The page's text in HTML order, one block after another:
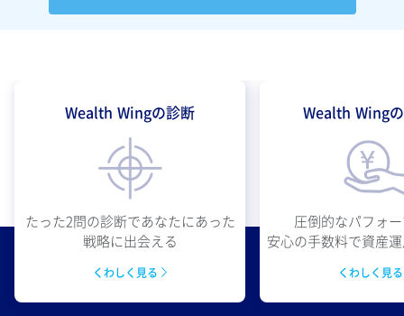
Wealth Wingの診断
たった2問の診断であなたにあった
戦略に出会える
くわしく見る
Wealth Wing
圧倒的なパフォ
安心の手数料で資産
くわしく見